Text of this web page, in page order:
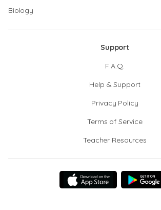
Biology
Support
F.A.Q.
Help & Support
Privacy Policy
Terms of Service
Teacher Resources